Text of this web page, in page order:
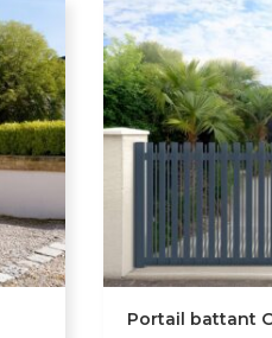
Portail battant